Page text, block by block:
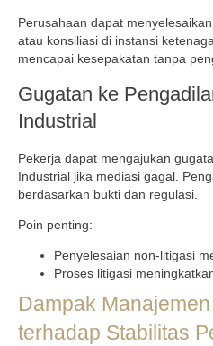
Perusahaan dapat
atau konsiliasi di instansi
mencapai kesepakatan tanpa
Gugatan ke
Industrial
Pekerja dapat mengajukan
Industrial jika mediasi gagal.
berdasarkan bukti dan regulasi.
Poin penting:
Penyelesaian non-litigasi
Proses litigasi
Dampak
terhadap Stabilitas